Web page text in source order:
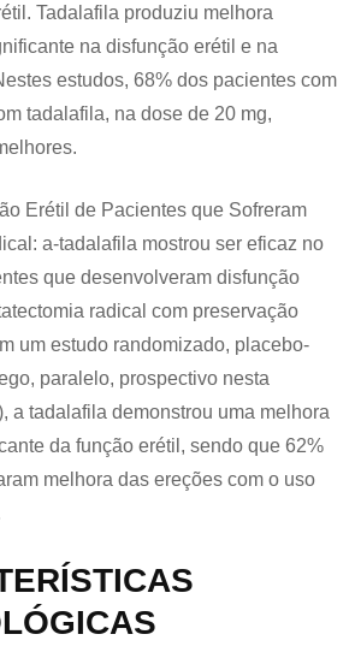
Tadalafila produziu melhora
na disfunção erétil e na
estudos, 68% dos pacientes com
tadalafila, na dose de 20 mg,
Erétil de Pacientes que Sofreram
a-tadalafila mostrou ser eficaz no
que desenvolveram disfunção
radical com preservação
um estudo randomizado, placebo-
paralelo, prospectivo nesta
a tadalafila demonstrou uma melhora
da função erétil, sendo que 62%
melhora das ereções com o uso